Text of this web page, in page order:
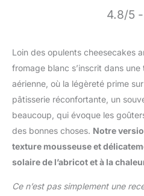
4.8/5 -
Loin des opulents cheesecakes
fromage blanc s’inscrit dans
aérienne, où la légèreté prime
pâtisserie réconfortante, un
beaucoup, qui évoque les
des bonnes choses. Notre
texture mousseuse et
solaire de l’abricot et à la
Ce n’est pas simplement une